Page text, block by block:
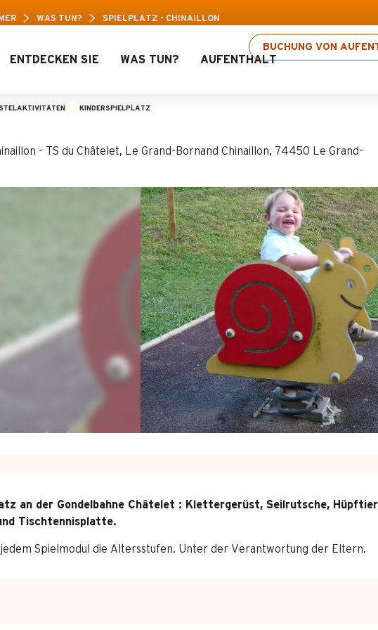
BUCHUNG VON
Aravis-Freizeitpass: Bis zu 30 % Rabatt auf
ENTDECKEN SIE WAS TUN? AUFENTHALT
WAS TUN? SPIELPLATZ - CHINAILLON
- Chinaillon
KINDERSPIELPLATZ
- TS du Châtelet, Le Grand-Bornand Chinaillon, 74450 Le Grand-
an der Gondelbahne Châtelet : Klettergerüst, Seilrutsche,
Tischtennisplatte.
jedem Spielmodul die Altersstufen. Unter der Verantwortung der Eltern.